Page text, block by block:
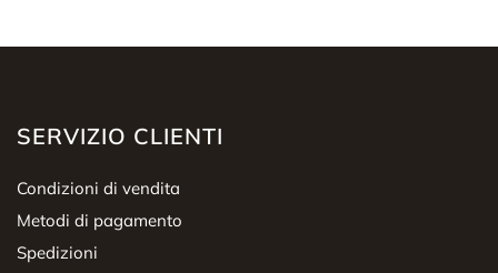
SERVIZIO CLIENTI
Condizioni di vendita
Metodi di pagamento
Spedizioni